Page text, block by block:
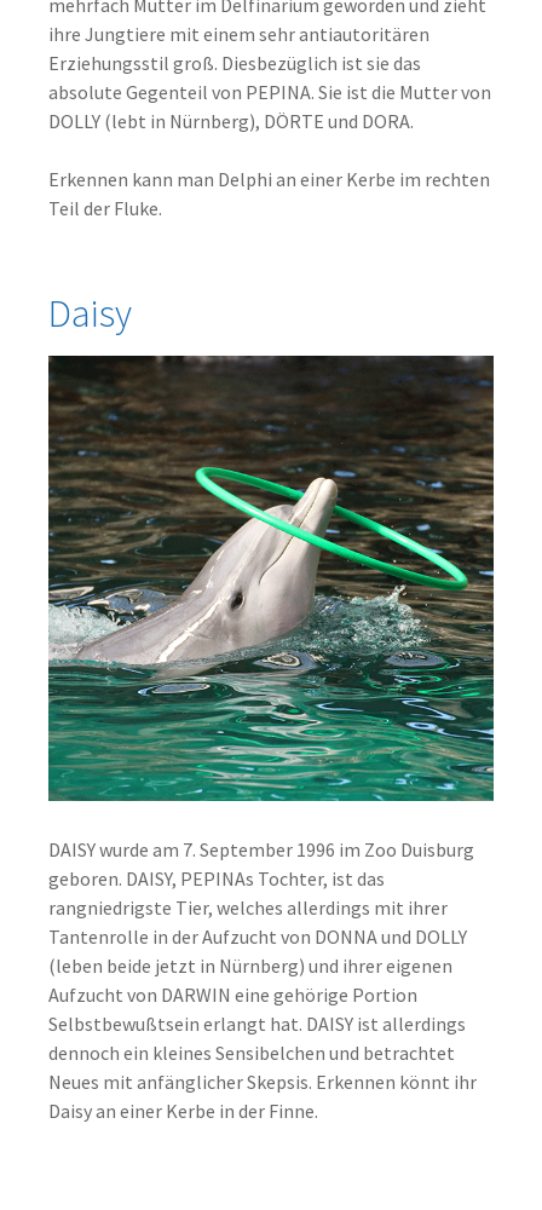
ihre Jungtiere mit einem sehr antiautoritären
Erziehungsstil groß. Diesbezüglich ist sie das
absolute Gegenteil von PEPINA. Sie ist die Mutter von
DOLLY (lebt in Nürnberg), DÖRTE und DORA.
Erkennen kann man Delphi an einer Kerbe im rechten
Teil der Fluke.
Daisy
DAISY wurde am 7. September 1996 im Zoo Duisburg
geboren. DAISY, PEPINAs Tochter, ist das
rangniedrigste Tier, welches allerdings mit ihrer
Tantenrolle in der Aufzucht von DONNA und DOLLY
(leben beide jetzt in Nürnberg) und ihrer eigenen
Aufzucht von DARWIN eine gehörige Portion
Selbstbewußtsein erlangt hat. DAISY ist allerdings
dennoch ein kleines Sensibelchen und betrachtet
Neues mit anfänglicher Skepsis. Erkennen könnt ihr
Daisy an einer Kerbe in der Finne.